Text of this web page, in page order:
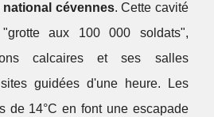
national cévennes. Cette cavité
"grotte aux 100 000 soldats",
calcaires et ses salles
guidées d'une heure. Les
de 14°C en font une escapade